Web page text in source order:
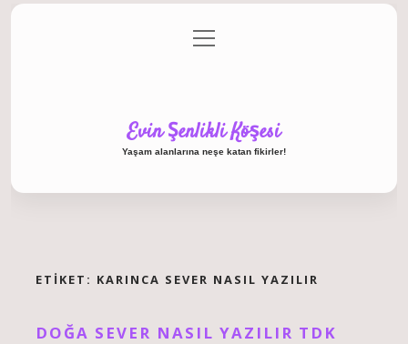
Gizlilik Politikası
menüyü
aç
Evin Şenlikli Köşesi
Yaşam alanlarına neşe katan fikirler!
ETIKET: KARINCA SEVER NASIL YAZILIR
DOĞA SEVER NASIL YAZILIR TDK